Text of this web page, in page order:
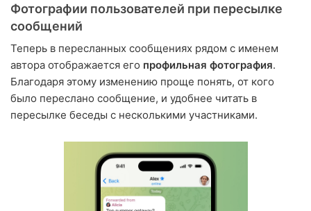
Фотографии пользователей при пересылке
сообщений
Теперь в пересланных сообщениях рядом с именем
автора отображается его профильная фотография.
Благодаря этому изменению проще понять, от кого
было переслано сообщение, и удобнее читать в
пересылке беседы с несколькими участниками.